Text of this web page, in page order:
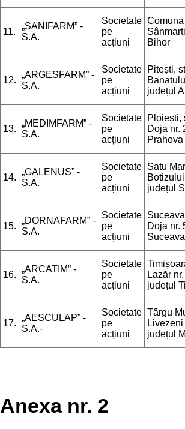
11.
„SANIFARM” -
S.A.
Societate
pe
acțiuni
Comuna
Bihor
12.
„ARGESFARM” -
S.A.
Societate
pe
acțiuni
Pitești,
județul
13.
„MEDIMFARM” -
S.A.
Societate
pe
acțiuni
Ploiești,
Doja nr.
Prahova
14.
„GALENUS” -
S.A.
Societate
pe
acțiuni
Satu
județul
15.
„DORNAFARM” -
S.A.
Societate
pe
acțiuni
Doja nr.
Suceava
16.
„ARCATIM” -
S.A.
Societate
pe
acțiuni
Lazăr
județul
17.
„AESCULAP” -
S.A.-
Societate
pe
acțiuni
Târgu
Livezeni
județul
Anexa nr. 2